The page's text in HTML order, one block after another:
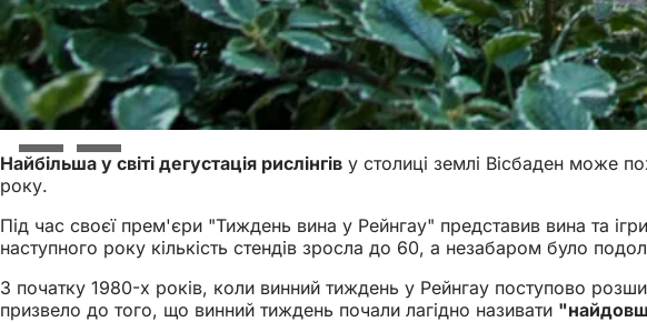
Найбільша у світі дегустація рислінгів у столиці землі Вісбаден може
року.
Під час своєї прем'єри "Тиждень вина у Рейнгау" представив вина та
наступного року кількість стендів зросла до 60, а незабаром було
З початку 1980-х років, коли винний тиждень у Рейнгау поступово
призвело до того, що винний тиждень почали лагідно називати